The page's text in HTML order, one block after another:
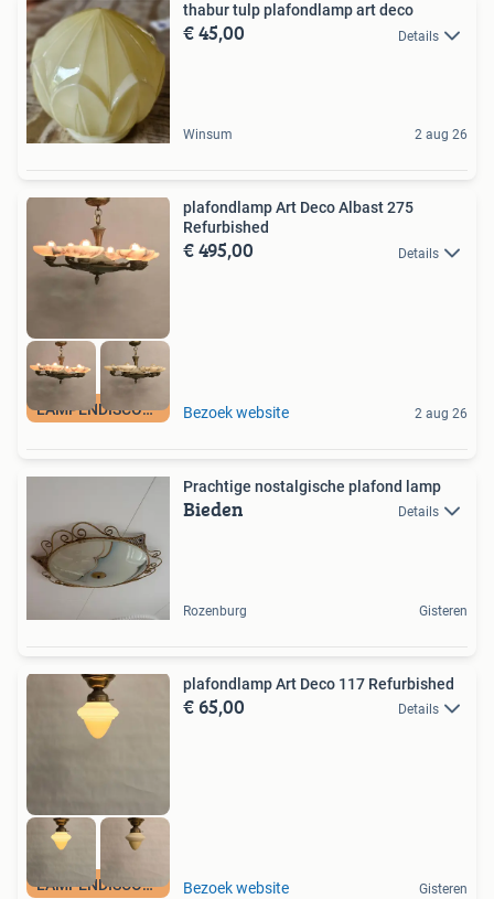
thabur tulp plafondlamp art deco
€ 45,00 Details
Winsum 2 aug 26
LAMPENDISCOUNT_NL
plafondlamp Art Deco Albast 275
Refurbished
€ 495,00 Details
Bezoek website 2 aug 26
Prachtige nostalgische plafond lamp
Bieden Details
Rozenburg Gisteren
LAMPENDISCOUNT_NL
plafondlamp Art Deco 117 Refurbished
€ 65,00 Details
Bezoek website Gisteren